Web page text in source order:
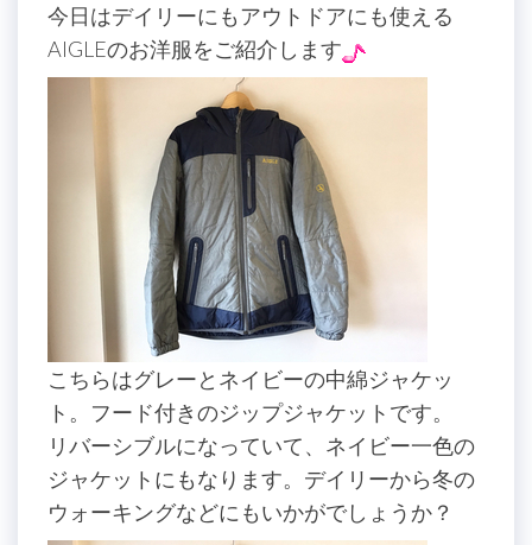
今日はデイリーにもアウトドアにも使える
AIGLEのお洋服をご紹介します
こちらはグレーとネイビーの中綿ジャケッ
ト。フード付きのジップジャケットです。
リバーシブルになっていて、ネイビー一色の
ジャケットにもなります。デイリーから冬の
ウォーキングなどにもいかがでしょうか？